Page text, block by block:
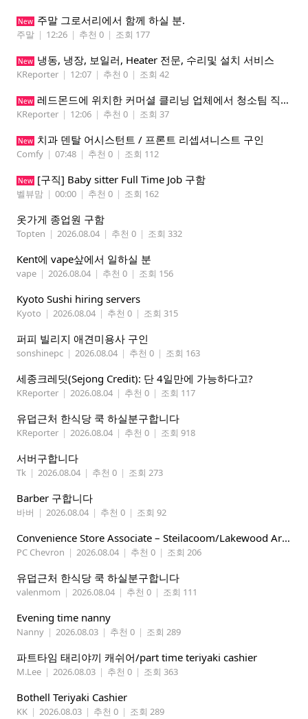
New 주말 그로서리에서 함께 하실 분.
주말 | 12:26 | 추천 0 | 조회 177
New 냉동, 냉장, 보일러, Heater 전문, 수리및 설치 서비스
KReporter | 12:07 | 추천 0 | 조회 42
New 레드몬드에 위치한 커머셜 클리닝 업체에서 청소팀 직원을 모집합니다.
KReporter | 12:06 | 추천 0 | 조회 37
New 치과 덴탈 어시스턴트 / 프론트 리셉셔니스트 구인
Comfy | 07:48 | 추천 0 | 조회 112
New [구직] Baby sitter Full Time Job 구함
벨뷰맘 | 00:00 | 추천 0 | 조회 162
옷가게 종업원 구함
Topten | 2026.08.04 | 추천 0 | 조회 332
Kent에 vape샆에서 일하실 분
vape | 2026.08.04 | 추천 0 | 조회 156
Kyoto Sushi hiring servers
Kyoto | 2026.08.04 | 추천 0 | 조회 315
퍼피 빌리지 애견미용사 구인
sonshinepc | 2026.08.04 | 추천 0 | 조회 163
세종크레딧(Sejong Credit): 단 4일만에 가능하다고?
KReporter | 2026.08.04 | 추천 0 | 조회 117
유덥근처 한식당 쿡 하실분구합니다
KReporter | 2026.08.04 | 추천 0 | 조회 918
서버구합니다
Tk | 2026.08.04 | 추천 0 | 조회 273
Barber 구합니다
바버 | 2026.08.04 | 추천 0 | 조회 92
Convenience Store Associate – Steilacoom/Lakewood Area, $19 -$21/hr
PC Chevron | 2026.08.04 | 추천 0 | 조회 206
유덥근처 한식당 쿡 하실분구합니다
valenmom | 2026.08.04 | 추천 0 | 조회 111
Evening time nanny
Nanny | 2026.08.03 | 추천 0 | 조회 289
파트타임 태리야끼 캐쉬어/part time teriyaki cashier
M.Lee | 2026.08.03 | 추천 0 | 조회 363
Bothell Teriyaki Cashier
KK | 2026.08.03 | 추천 0 | 조회 289